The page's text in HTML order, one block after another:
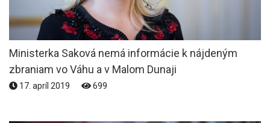
Ministerka Saková nemá informácie k nájdeným
zbraniam vo Váhu a v Malom Dunaji
17. apríl 2019 699